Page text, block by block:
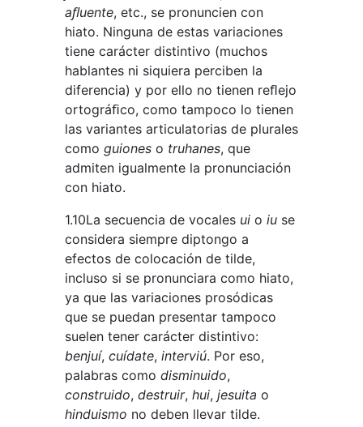
aﬂuente, etc., se pronuncien con
hiato. Ninguna de estas variaciones
tiene carácter distintivo (muchos
hablantes ni siquiera perciben la
diferencia) y por ello no tienen reﬂejo
ortográﬁco, como tampoco lo tienen
las variantes articulatorias de plurales
como guiones o truhanes, que
admiten igualmente la pronunciación
con hiato.
1.10La secuencia de vocales ui o iu se
considera siempre diptongo a
efectos de colocación de tilde,
incluso si se pronunciara como hiato,
ya que las variaciones prosódicas
que se puedan presentar tampoco
suelen tener carácter distintivo:
benjuí, cuídate, interviú. Por eso,
palabras como disminuido,
construido, destruir, hui, jesuita o
hinduismo no deben llevar tilde.